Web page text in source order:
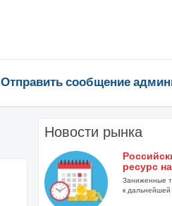
Отправить сообщение
Новости рынка
ресурс
Заниженные
к дальнейшей